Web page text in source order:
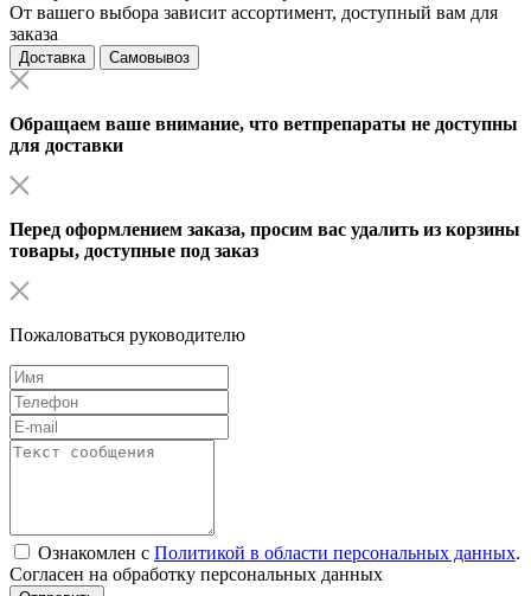
От вашего выбора зависит ассортимент, доступный вам для
заказа
Доставка Самовывоз
Обращаем ваше внимание, что ветпрепараты не доступны
для доставки
Перед оформлением заказа, просим вас удалить из корзины
товары, доступные под заказ
Пожаловаться руководителю
Ознакомлен с Политикой в области персональных данных.
Согласен на обработку персональных данных